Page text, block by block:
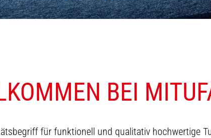
BEI
für funktionell und qualitativ hochwertige